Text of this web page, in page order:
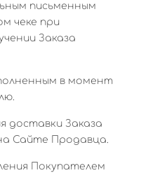
письменным
чеке при
Заказа
в момент
доставки Заказа
Сайте Продавца.
Покупателем